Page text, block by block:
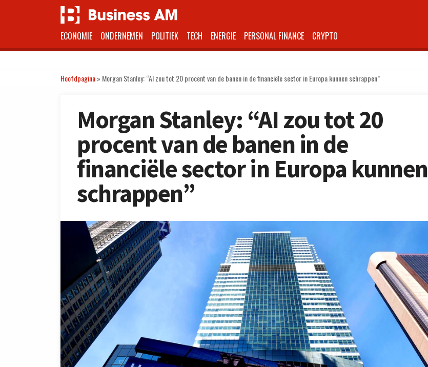
ECONOMIE ONDERNEMEN POLITIEK TECH ENERGIE PERSONAL FINANCE CRYPTO
Hoofdpagina» Morgan Stanley: “AI zou tot 20 procent van de banen in de financiële sector in Europa kunnen schrappen”
Morgan Stanley: “AI zou tot 20
procent van de banen in de
financiële sector in Europa kunnen
schrappen”